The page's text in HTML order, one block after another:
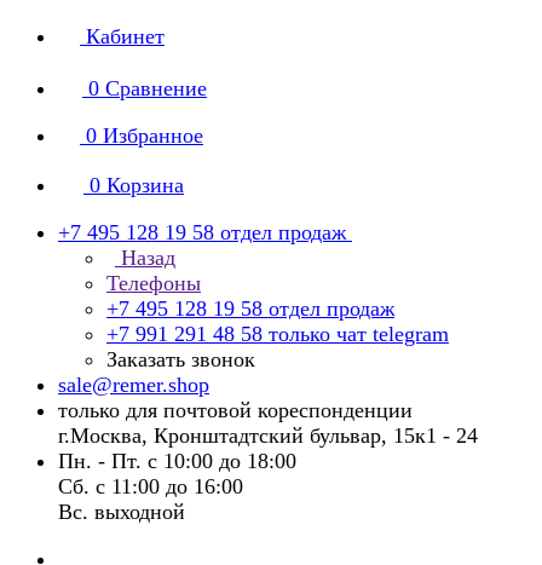
Кабинет
0 Сравнение
0 Избранное
0 Корзина
+7 495 128 19 58 отдел продаж
Назад
Телефоны
+7 495 128 19 58 отдел продаж
+7 991 291 48 58 только чат telegram
Заказать звонок
sale@remer.shop
только для почтовой кореспонденции
г.Москва, Кронштадтский бульвар, 15к1 - 24
Пн. - Пт. с 10:00 до 18:00
Сб. с 11:00 до 16:00
Вс. выходной